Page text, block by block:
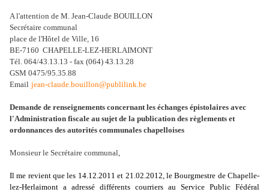
A l'attention de M. Jean-Claude BOUILLON
Secrétaire communal
place de l'Hôtel de Ville, 16
BE-7160 CHAPELLE-LEZ-HERLAIMONT
Tél. 064/43.13.13 - fax (064) 43.13.28
GSM 0475/95.35.88
Email jean-claude.bouillon@publilink.be
Demande de renseignements concernant les échanges épistolaires avec
l'Administration fiscale au sujet de la publication des règlements et
ordonnances des autorités communales chapelloises
Monsieur le Secrétaire communal,
Il me revient que les 14.12.2011 et 21.02.2012, le Bourgmestre de Chapelle-
lez-Herlaimont a adressé différents courriers au Service Public Fédéral